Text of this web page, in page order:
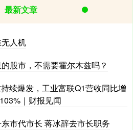
最新文章
人机
股市，不需要霍尔木兹吗？
续爆发，工业富联Q1营收同比增
｜财报见闻
市代市长 蒋冰辞去市长职务